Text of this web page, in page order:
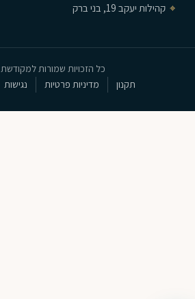
⌖ קהילות יעקב 19, בני ברק
כל הזכויות שמורות למקודשת 2026
תקנון
מדיניות פרטיות נגישות